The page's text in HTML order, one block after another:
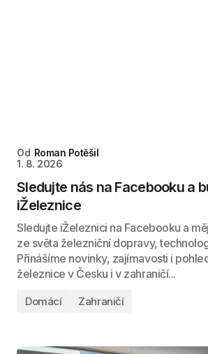
Od Roman Potěšil
1. 8. 2026
Sledujte nás na Facebooku a
iŽeleznice
Sledujte iŽeleznici na Facebooku a
ze světa železniční dopravy,
Přinášíme novinky, zajímavosti i
železnice v Česku i v zahraničí...
Domácí Zahraničí